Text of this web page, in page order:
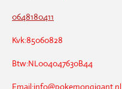
0648180411
Kvk:85060828
Btw:NL004047630B44
Email:info@pokemongigant.nl